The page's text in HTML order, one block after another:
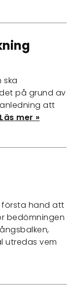
ska
på grund av
att
Läs mer »
första hand att
bedömningen
utredas vem